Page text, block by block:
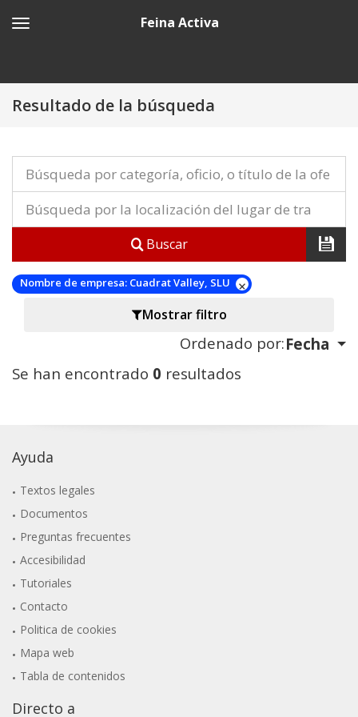
Feina Activa
Resultado de la búsqueda
Buscar
Nombre de empresa: Cuadrat Valley, SLU
Mostrar filtro
Ordenado por:Fecha
Se han encontrado 0 resultados
Ayuda
Textos legales
Documentos
Preguntas frecuentes
Accesibilidad
Tutoriales
Contacto
Politica de cookies
Mapa web
Tabla de contenidos
Directo a